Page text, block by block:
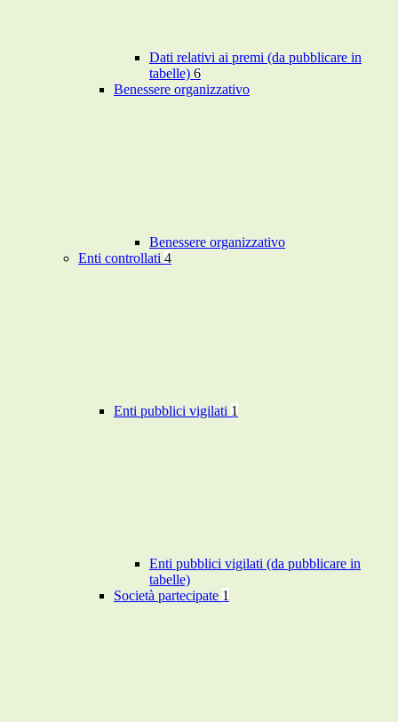
Dati relativi ai premi (da pubblicare in
tabelle) 6
Benessere organizzativo
Benessere organizzativo
Enti controllati 4
Enti pubblici vigilati 1
Enti pubblici vigilati (da pubblicare in
tabelle)
Società partecipate 1